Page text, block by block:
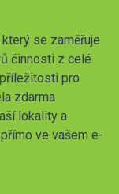
se zaměřuje
činnosti z celé
pro
zdarma
lokality a
ve vašem e-